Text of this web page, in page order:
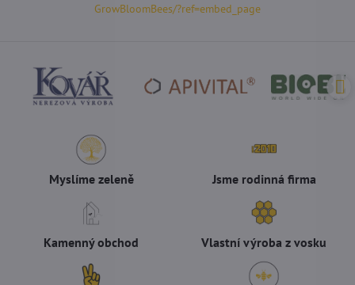
GrowBloomBees/?ref=embed_page
Myslíme zeleně Jsme rodinná firma
Kamenný obchod Vlastní výroba z vosku